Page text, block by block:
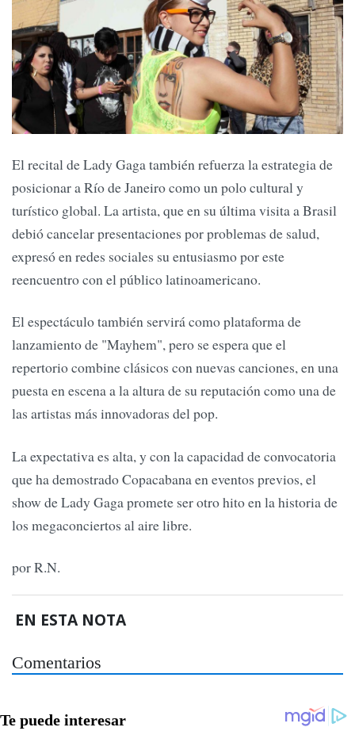
El recital de Lady Gaga también refuerza la estrategia de
posicionar a Río de Janeiro como un polo cultural y
turístico global. La artista, que en su última visita a Brasil
debió cancelar presentaciones por problemas de salud,
expresó en redes sociales su entusiasmo por este
reencuentro con el público latinoamericano.
El espectáculo también servirá como plataforma de
lanzamiento de "Mayhem", pero se espera que el
repertorio combine clásicos con nuevas canciones, en una
puesta en escena a la altura de su reputación como una de
las artistas más innovadoras del pop.
La expectativa es alta, y con la capacidad de convocatoria
que ha demostrado Copacabana en eventos previos, el
show de Lady Gaga promete ser otro hito en la historia de
los megaconciertos al aire libre.
por R.N.
EN ESTA NOTA
Comentarios